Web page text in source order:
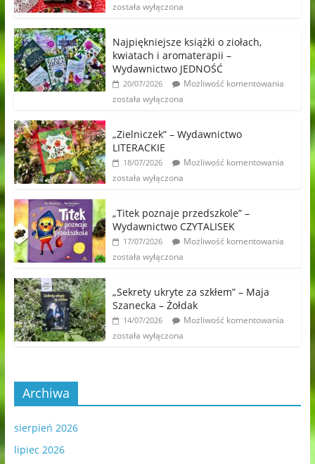
została wyłączona
Najpiękniejsze książki o ziołach,
kwiatach i aromaterapii –
Wydawnictwo JEDNOŚĆ
20/07/2026
Możliwość komentowania
została wyłączona
„Zielniczek” – Wydawnictwo
LITERACKIE
18/07/2026
Możliwość komentowania
została wyłączona
„Titek poznaje przedszkole” –
Wydawnictwo CZYTALISEK
17/07/2026
Możliwość komentowania
została wyłączona
„Sekrety ukryte za szkłem” – Maja
Szanecka – Żołdak
14/07/2026
Możliwość komentowania
została wyłączona
Archiwa
sierpień 2026
lipiec 2026